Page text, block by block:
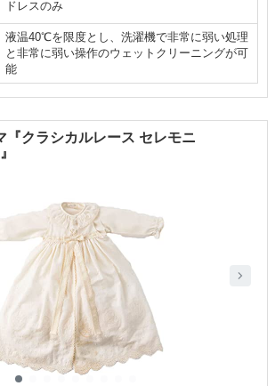
ドレスのみ
液温40℃を限度とし、洗濯機で非常に弱い処理
と非常に弱い操作のウェットクリーニングが可
能
『クラシカルレース セレモニ